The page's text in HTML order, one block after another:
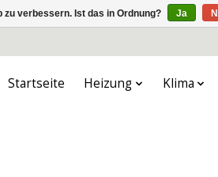
Startseite Heizung Klima
zu verbessern. Ist das in Ordnung? Ja